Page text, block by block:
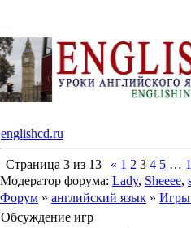
englishcd.ru
Страница 3 из 13 « 1 2 3 4 5 …
Модератор форума: Lady, Sheeee,
Форум » английский язык » Игры
Обсуждение игр